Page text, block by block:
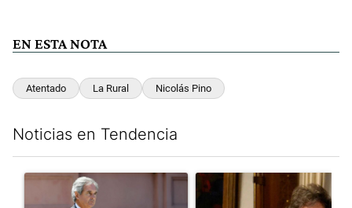
EN ESTA NOTA
Atentado La Rural Nicolás Pino
Noticias en Tendencia
Un artículo de tendencia con el título "Las incosistencias de
Un artículo de tendencia con